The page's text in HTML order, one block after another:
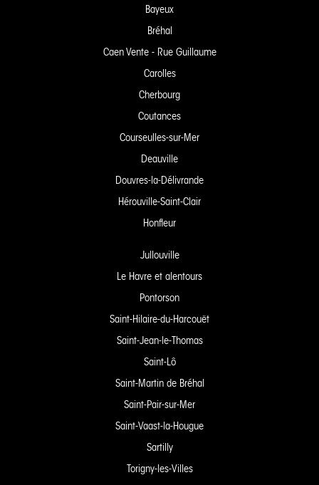
Bayeux
Bréhal
Caen Vente - Rue Guillaume
Carolles
Cherbourg
Coutances
Courseulles-sur-Mer
Deauville
Douvres-la-Délivrande
Hérouville-Saint-Clair
Honfleur
Jullouville
Le Havre et alentours
Pontorson
Saint-Hilaire-du-Harcouët
Saint-Jean-le-Thomas
Saint-Lô
Saint-Martin de Bréhal
Saint-Pair-sur-Mer
Saint-Vaast-la-Hougue
Sartilly
Torigny-les-Villes